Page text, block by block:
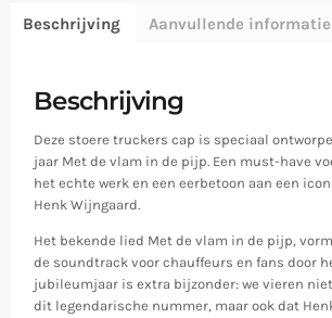
Beschrijving Aanvullende informatie
Beschrijving
Deze stoere truckers cap is speciaal
jaar Met de vlam in de pijp. Een must-have
het echte werk en een eerbetoon aan een
Henk Wijngaard.
Het bekende lied Met de vlam in de pijp,
de soundtrack voor chauffeurs en fans door
jubileumjaar is extra bijzonder: we vieren
dit legendarische nummer, maar ook dat